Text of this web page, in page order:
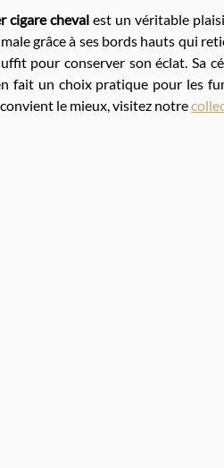
cigare cheval est un véritable
grâce à ses bords hauts qui
pour conserver son éclat. Sa
fait un choix pratique pour les
le mieux, visitez notre